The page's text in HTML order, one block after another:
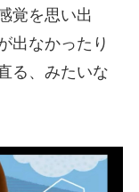
覚を思い出
出なかったり
る、みたいな